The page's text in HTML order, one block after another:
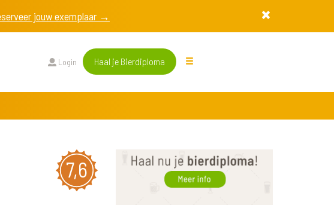
jouw exemplaar →
Login Haal je Bierdiploma
7,6